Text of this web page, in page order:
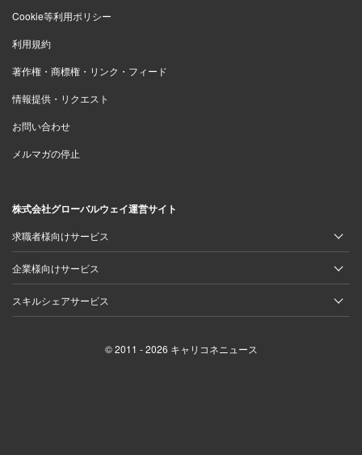
Cookie等利用ポリシー
利用規約
著作権・商標権・リンク・フィード
情報提供・リクエスト
お問い合わせ
メルマガの停止
株式会社グローバルウェイ運営サイト
求職者様向けサービス
企業様向けサービス
スキルシェアサービス
© 2011 - 2026 キャリコネニュース